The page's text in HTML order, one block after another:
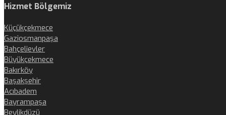
Hizmet Bölgemiz
Küçükçekmece
Gaziosmanpaşa
Bahçelievler
Büyükçekmece
Bakırköy
Başakşehir
Acıbadem
Bayrampaşa
Beylikdüzü